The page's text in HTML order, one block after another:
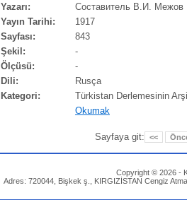
Yazarı:
Составитель В.И. Межов
Yayın Tarihi:
1917
Sayfası:
843
Şekil:
-
Ölçüsü:
-
Dili:
Rusça
Kategori:
Türkistan Derlemesinin
Okumak
Sayfaya git: <<
Copyright © 2026 -
Adres: 720044, Bişkek ş., KIRGIZİSTAN Cengiz